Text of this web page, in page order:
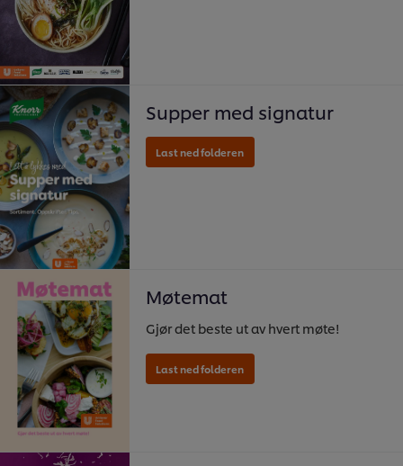
Supper med signatur
Møtemat
Gjør det beste ut av hvert møte!